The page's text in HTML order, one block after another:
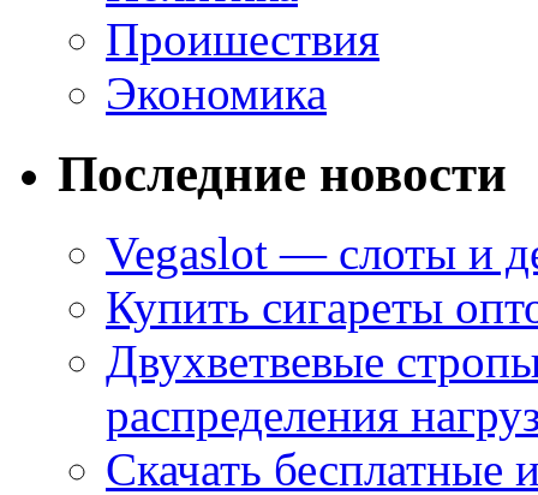
Проишествия
Экономика
Последние новости
Vegaslot — слоты и
Купить сигареты
Двухветвевые
распределения
Скачать